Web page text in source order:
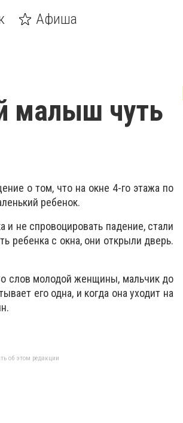
Афиша
малыш чуть
о том, что на окне 4-го этажа по
ребенок.
и не спровоцировать падение, стали
ребенка с окна, они открыли дверь.
слов молодой женщины, мальчик до
его одна, и когда она уходит на
об этом редакции